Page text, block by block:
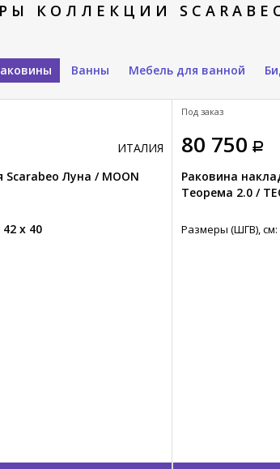
КОЛЛЕКЦИИ
Ванны Мебель для ванной
ИТАЛИЯ
Луна / MOON
42 x 40
80 750
Раковина
Теорема 2.0 /
Размеры (ШГВ), см:
Под заказ